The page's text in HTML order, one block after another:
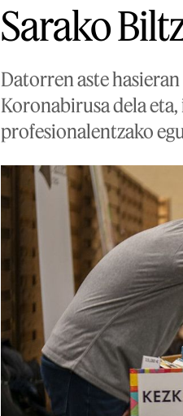
Sarako
Datorren aste
Koronabirusa dela
profesionalentzako